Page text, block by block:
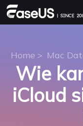
Home > Mac
Wie
iCloud